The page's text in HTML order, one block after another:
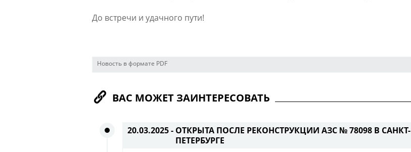
До встречи и удачного пути!​
Новость в формате PDF
ВАС МОЖЕТ ЗАИНТЕРЕСОВАТЬ
20.03.2025 - ОТКРЫТА ПОСЛЕ РЕКОНСТРУКЦИИ АЗС № 78098 В САНКТ-
ПЕТЕРБУРГЕ